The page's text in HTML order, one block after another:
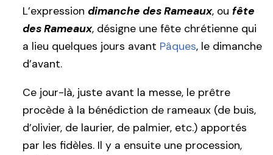
L’expression dimanche des Rameaux, ou fête
des Rameaux, désigne une fête chrétienne qui
a lieu quelques jours avant Pâques, le dimanche
d’avant.
Ce jour-là, juste avant la messe, le prêtre
procède à la bénédiction de rameaux (de buis,
d’olivier, de laurier, de palmier, etc.) apportés
par les fidèles. Il y a ensuite une procession,